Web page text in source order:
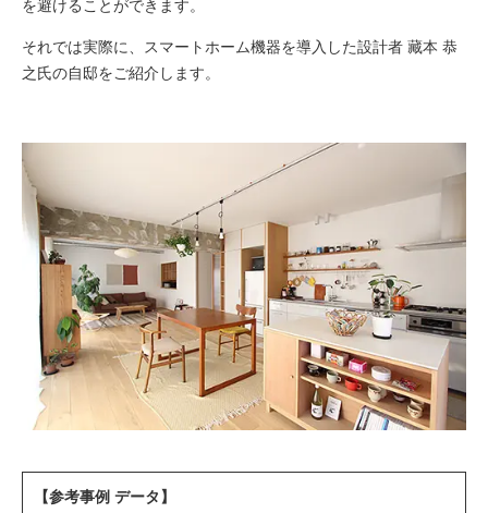
を避けることができます。
それでは実際に、スマートホーム機器を導入した設計者 藏本 恭
之氏の自邸をご紹介します。
【参考事例 データ】